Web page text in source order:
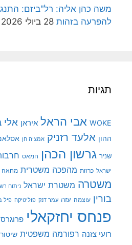
משה כהן אליה: רל"ביזם:
להפרעה בזהות 28 ביולי 2026
תגיות
WOKE אבי הראל איראן אלי
ההון אלעד רזניק אמציה חן
שניר גרשון הכהן חמאס
ישראל כרזות מהפכה משטרית מחאה
משטרה משטרת ישראל ניתוח
בורין עוצמה עזה עמר דנק פוליטיקה פיל
פנחס יחזקאלי פרוגרס
רועי צזנה רפורמה משפטית שיטור